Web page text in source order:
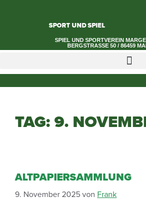
SPORT UND SPIEL
SPIEL UND SPORTVEREIN
BERGSTRASSE 50 / 86459
TAG:9.
ALTPAPIERSAMMLUNG
9. November 2025von Frank